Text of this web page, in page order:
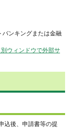
ンキングまたは金融
ウィンドウで外部サ
込後、申請書等の提